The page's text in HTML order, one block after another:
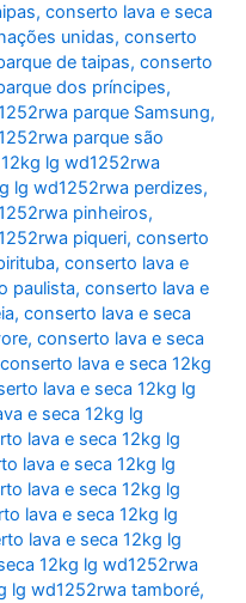
,conserto lava e seca
unidas,conserto
de taipas,conserto
dos príncipes,
parque Samsung,
parque são
lg wd1252rwa
lg wd1252rwa perdizes,
pinheiros,
piqueri,conserto
,conserto lava e
paulista,conserto lava e
,conserto lava e seca
,conserto lava e seca
conserto lava e seca 12kg
lava e seca 12kg lg
e seca 12kg lg
lava e seca 12kg lg
lava e seca 12kg lg
lava e seca 12kg lg
lava e seca 12kg lg
lava e seca 12kg lg
12kg lg wd1252rwa
lg wd1252rwa tamboré,